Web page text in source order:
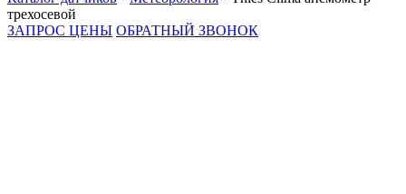
трехосевой
ЗАПРОС ЦЕНЫ ОБРАТНЫЙ ЗВОНОК